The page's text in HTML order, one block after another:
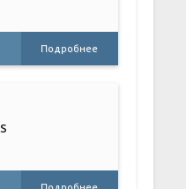
Подробнее